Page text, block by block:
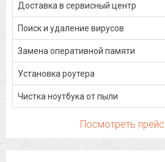
Доставка в сервисный центр
Поиск и удаление вирусов
Замена оперативной памяти
Установка роутера
Чистка ноутбука от пыли
Посмотреть